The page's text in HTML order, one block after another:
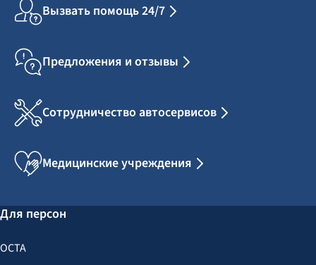
Вызвать помощь 24/7
Предложения и отзывы
Сотрудничество автосервисов
Медицинские учреждения
Для персон
OCTA